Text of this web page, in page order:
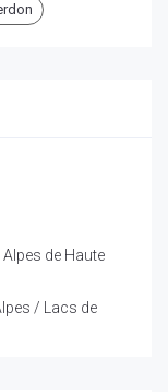
de Haute
/ Lacs de